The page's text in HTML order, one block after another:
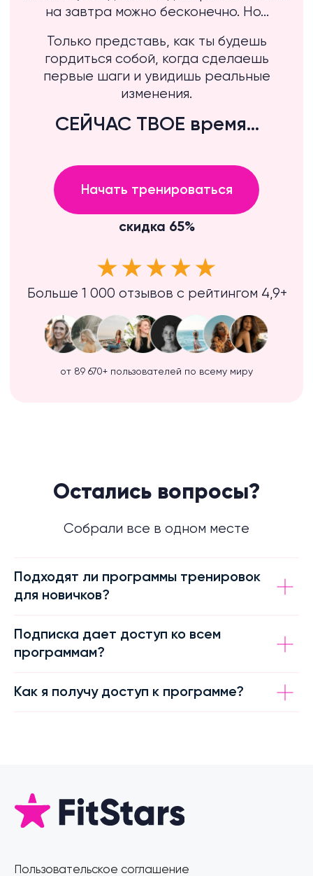
Подходят ли программы тренировок
для новичков?
Подписка дает доступ ко всем
программам?
Как я получу доступ к программе?